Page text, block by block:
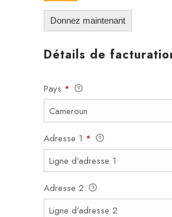
Donnez maintenant
Détails de
Pays *
Adresse 1 *
Adresse 2